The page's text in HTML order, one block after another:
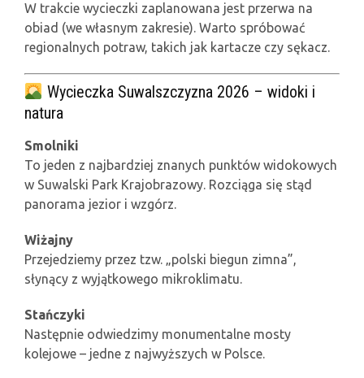
W trakcie wycieczki zaplanowana jest przerwa na
obiad (we własnym zakresie). Warto spróbować
regionalnych potraw, takich jak kartacze czy sękacz.
Wycieczka Suwalszczyzna 2026 – widoki i
natura
Smolniki
To jeden z najbardziej znanych punktów widokowych
w Suwalski Park Krajobrazowy. Rozciąga się stąd
panorama jezior i wzgórz.
Wiżajny
Przejedziemy przez tzw. „polski biegun zimna”,
słynący z wyjątkowego mikroklimatu.
Stańczyki
Następnie odwiedzimy monumentalne mosty
kolejowe – jedne z najwyższych w Polsce.